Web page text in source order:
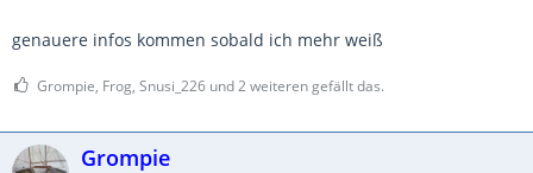
genauere infos kommen sobald ich mehr weiß
Grompie, Frog, Snusi_226 und 2 weiteren gefällt das.
Grompie